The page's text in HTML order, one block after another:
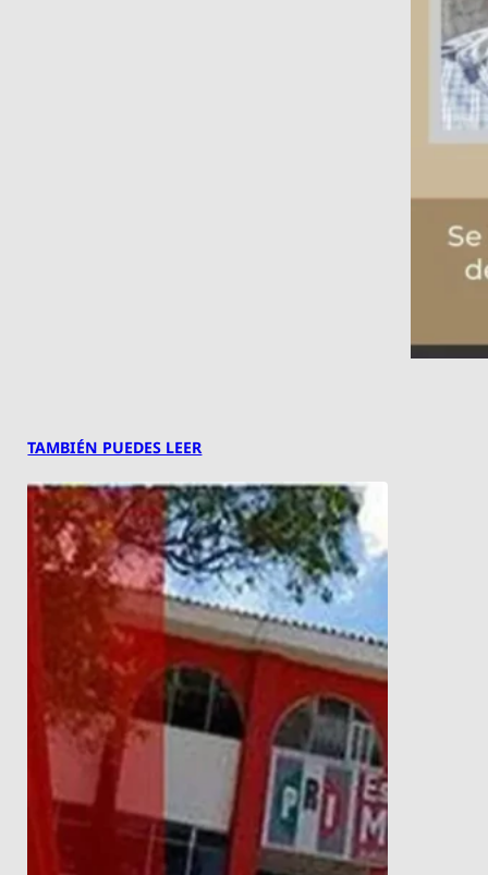
TAMBIÉN PUEDES LEER